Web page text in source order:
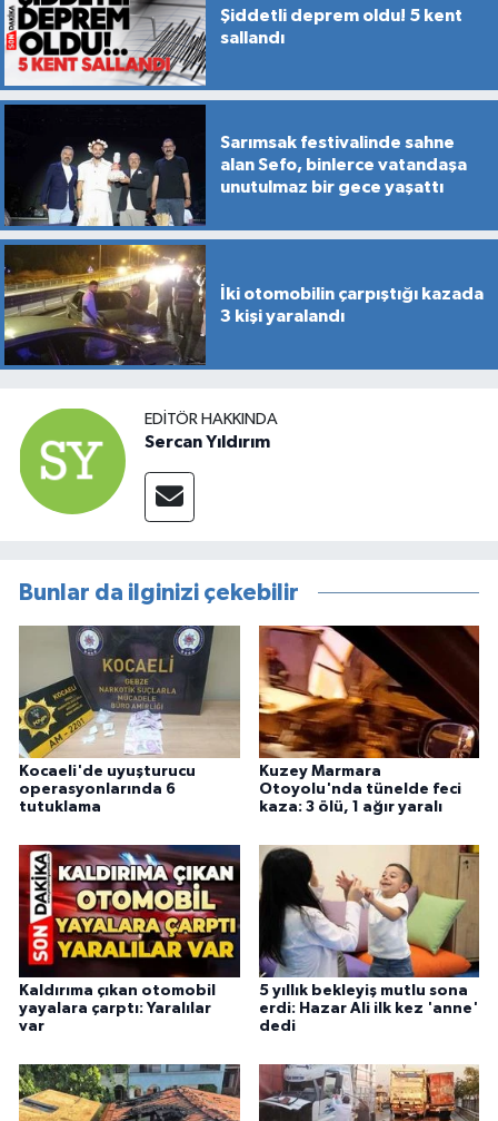
Şiddetli deprem oldu! 5 kent
sallandı
Sarımsak festivalinde sahne
alan Sefo, binlerce vatandaşa
unutulmaz bir gece yaşattı
İki otomobilin çarpıştığı kazada
3 kişi yaralandı
EDITÖR HAKKINDA
Sercan Yıldırım
Bunlar da ilginizi çekebilir
Kocaeli'de uyuşturucu
operasyonlarında 6
tutuklama
Kuzey Marmara
Otoyolu'nda tünelde feci
kaza: 3 ölü, 1 ağır yaralı
Kaldırıma çıkan otomobil
yayalara çarptı: Yaralılar
var
5 yıllık bekleyiş mutlu sona
erdi: Hazar Ali ilk kez 'anne'
dedi